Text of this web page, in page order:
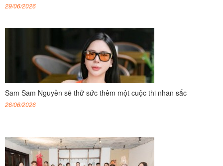
29/06/2026
Sam Sam Nguyễn sẽ thử sức thêm một cuộc thi nhan sắc
26/06/2026